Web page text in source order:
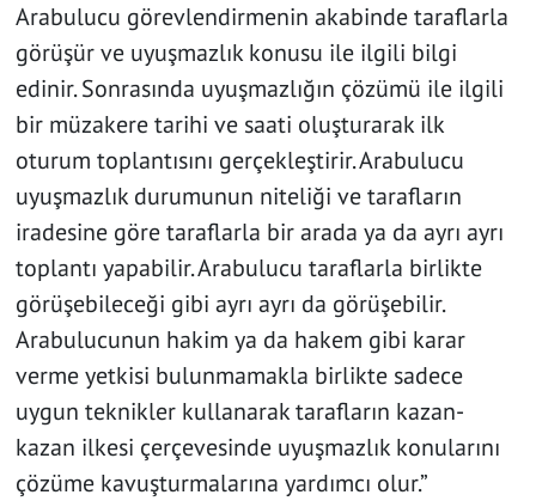
Arabulucu görevlendirmenin akabinde taraflarla
görüşür ve uyuşmazlık konusu ile ilgili bilgi
edinir. Sonrasında uyuşmazlığın çözümü ile ilgili
bir müzakere tarihi ve saati oluşturarak ilk
oturum toplantısını gerçekleştirir. Arabulucu
uyuşmazlık durumunun niteliği ve tarafların
iradesine göre taraflarla bir arada ya da ayrı ayrı
toplantı yapabilir. Arabulucu taraflarla birlikte
görüşebileceği gibi ayrı ayrı da görüşebilir.
Arabulucunun hakim ya da hakem gibi karar
verme yetkisi bulunmamakla birlikte sadece
uygun teknikler kullanarak tarafların kazan-
kazan ilkesi çerçevesinde uyuşmazlık konularını
çözüme kavuşturmalarına yardımcı olur.”